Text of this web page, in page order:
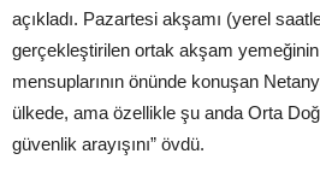
açıkladı. Pazartesi akşamı (yerel
gerçekleştirilen ortak akşam yemeğinin
mensuplarının önünde konuşan
ülkede, ama özellikle şu anda Orta
güvenlik arayışını” övdü.